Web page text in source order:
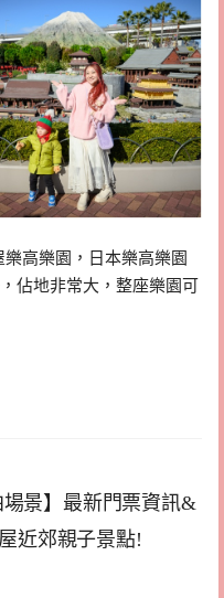
高樂園，日本樂高樂園
佔地非常大，整座樂園可
場景】最新門票資訊&
近郊親子景點!